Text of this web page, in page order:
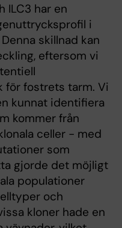
ILC3 har en
i
skillnad kan
eftersom vi
för fostrets tarm. Vi
kunnat identifiera
kommer från
celler - med
som
gjorde det möjligt
populationer
och
kloner hade en